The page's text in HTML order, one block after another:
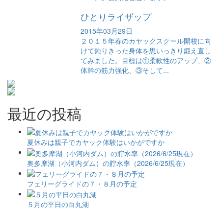
ひとりライザップ
2015年03月29日
２０１５年春のカヤックスクール開校に向
けて鈍りきった身体を思いっきり鍛え直し
てみました。目標は①柔軟性のアップ、②
体幹の筋力強化、③そして...
最近の投稿
夏休みは親子でカヤック体験はいかがですか
奥多摩湖（小河内ダム）の貯水率（2026/6/25現在）
フェリーグライドの７・８月の予定
５月の平日の白丸湖